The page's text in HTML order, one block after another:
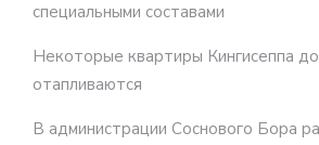
специальными составами
Некоторые квартиры Кингисеппа
отапливаются
В администрации Соснового Бора